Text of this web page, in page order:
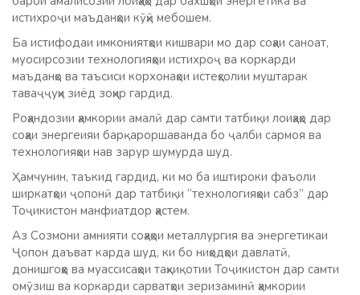
истихроҷи маъданҳои кӯҳӣ мебошем.
Ба истифодаи имкониятҳои кишвари мо дар соҳаи саноат,
муосирсозии технологияҳои истихроҷ ва коркарди
маъданҳо ва таъсиси корхонаҳои истеҳсолии муштарак
таваҷҷуҳи зиёд зоҳир гардид.
Роҳандозии ҳамкории амалӣ дар самти татбиқи лоиҳаҳо дар
соҳаи энергеияи барқароршаванда бо ҷалби сармоя ва
технологияҳои нав зарур шумурда шуд.
Ҳамчунин, таъкид гардид, ки мо ба иштироки фаъоли
ширкатҳои ҷопонӣ дар татбиқи “технологияҳои сабз” дар
Тоҷикистон манфиатдор ҳастем.
Аз Созмони амнияти соҳаҳои металлургия ва энергетикаи
Ҷопон даъват карда шуд, ки бо ниҳодҳои давлатӣ,
донишгоҳҳо ва муассисаҳои таҳқиқотии Тоҷикистон дар самти
омӯзиш ва коркарди сарватҳои зеризаминӣ ҳамкории